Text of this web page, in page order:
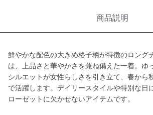
商品説明
鮮やかな配色の大きめ格子柄が特徴のロング
は、上品さと華やかさを兼ね備えた一着。ゆ
シルエットが女性らしさを引き立て、春から
で活躍します。デイリースタイルや特別な日
ローゼットに欠かせないアイテムです。